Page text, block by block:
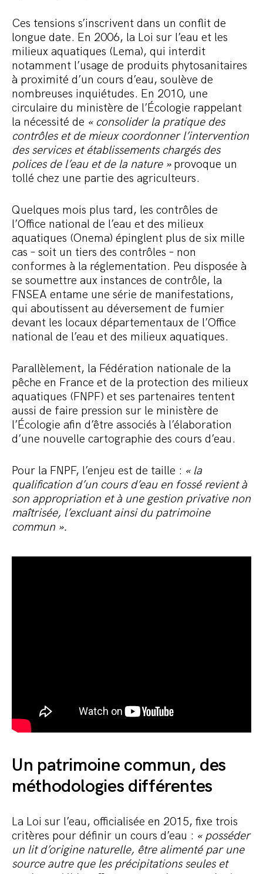
Ces tensions s’inscrivent dans un conflit de
longue date. En 2006, la Loi sur l’eau et les
milieux aquatiques (Lema), qui interdit
notamment l’usage de produits phytosanitaires
à proximité d’un cours d’eau, soulève de
nombreuses inquiétudes. En 2010, une
circulaire du ministère de l’Écologie rappelant
la nécessité de « consolider la pratique des
contrôles et de mieux coordonner l’intervention
des services et établissements chargés des
polices de l’eau et de la nature »provoque un
tollé chez une partie des agriculteurs.
Quelques mois plus tard, les contrôles de
l’Office national de l’eau et des milieux
aquatiques (Onema) épinglent plus de six mille
cas – soit un tiers des contrôles – non
conformes à la réglementation. Peu disposée à
se soumettre aux instances de contrôle, la
FNSEA entame une série de manifestations,
qui aboutissent au déversement de fumier
devant les locaux départementaux de l’Office
national de l’eau et des milieux aquatiques.
Parallèlement, la Fédération nationale de la
pêche en France et de la protection des milieux
aquatiques (FNPF) et ses partenaires tentent
aussi de faire pression sur le ministère de
l’Écologie afin d’être associés à l’élaboration
d’une nouvelle cartographie des cours d’eau.
Pour la FNPF, l’enjeu est de taille : « la
qualification d’un cours d’eau en fossé revient à
son appropriation et à une gestion privative non
maîtrisée, l’excluant ainsi du patrimoine
commun ».
Un patrimoine commun, des
méthodologies différentes
La Loi sur l’eau, officialisée en 2015, fixe trois
critères pour définir un cours d’eau : « posséder
un lit d’origine naturelle, être alimenté par une
source autre que les précipitations seules et